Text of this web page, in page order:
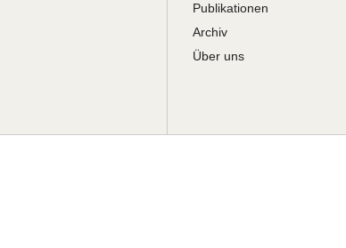
Publikationen
Archiv
Über uns